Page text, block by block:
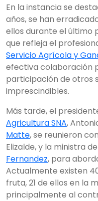
En la instancia se
años, se han
ellos durante el último
que refleja el
Servicio Agrícola y
efectiva colaboración
participación de otros
imprescindibles.
Más tarde, el
Agricultura SNA,
Matte, se reunieron
Elizalde, y la ministra
Fernandez, para
Actualmente existen
fruta, 21 de ellos en la
principalmente al